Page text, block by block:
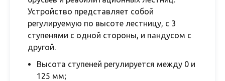
Устройство представляет собой
регулируемую по высоте лестницу, с 3
ступенями с одной стороны, и пандусом с
другой.
Высота ступеней регулируется между 0 и
125 мм;